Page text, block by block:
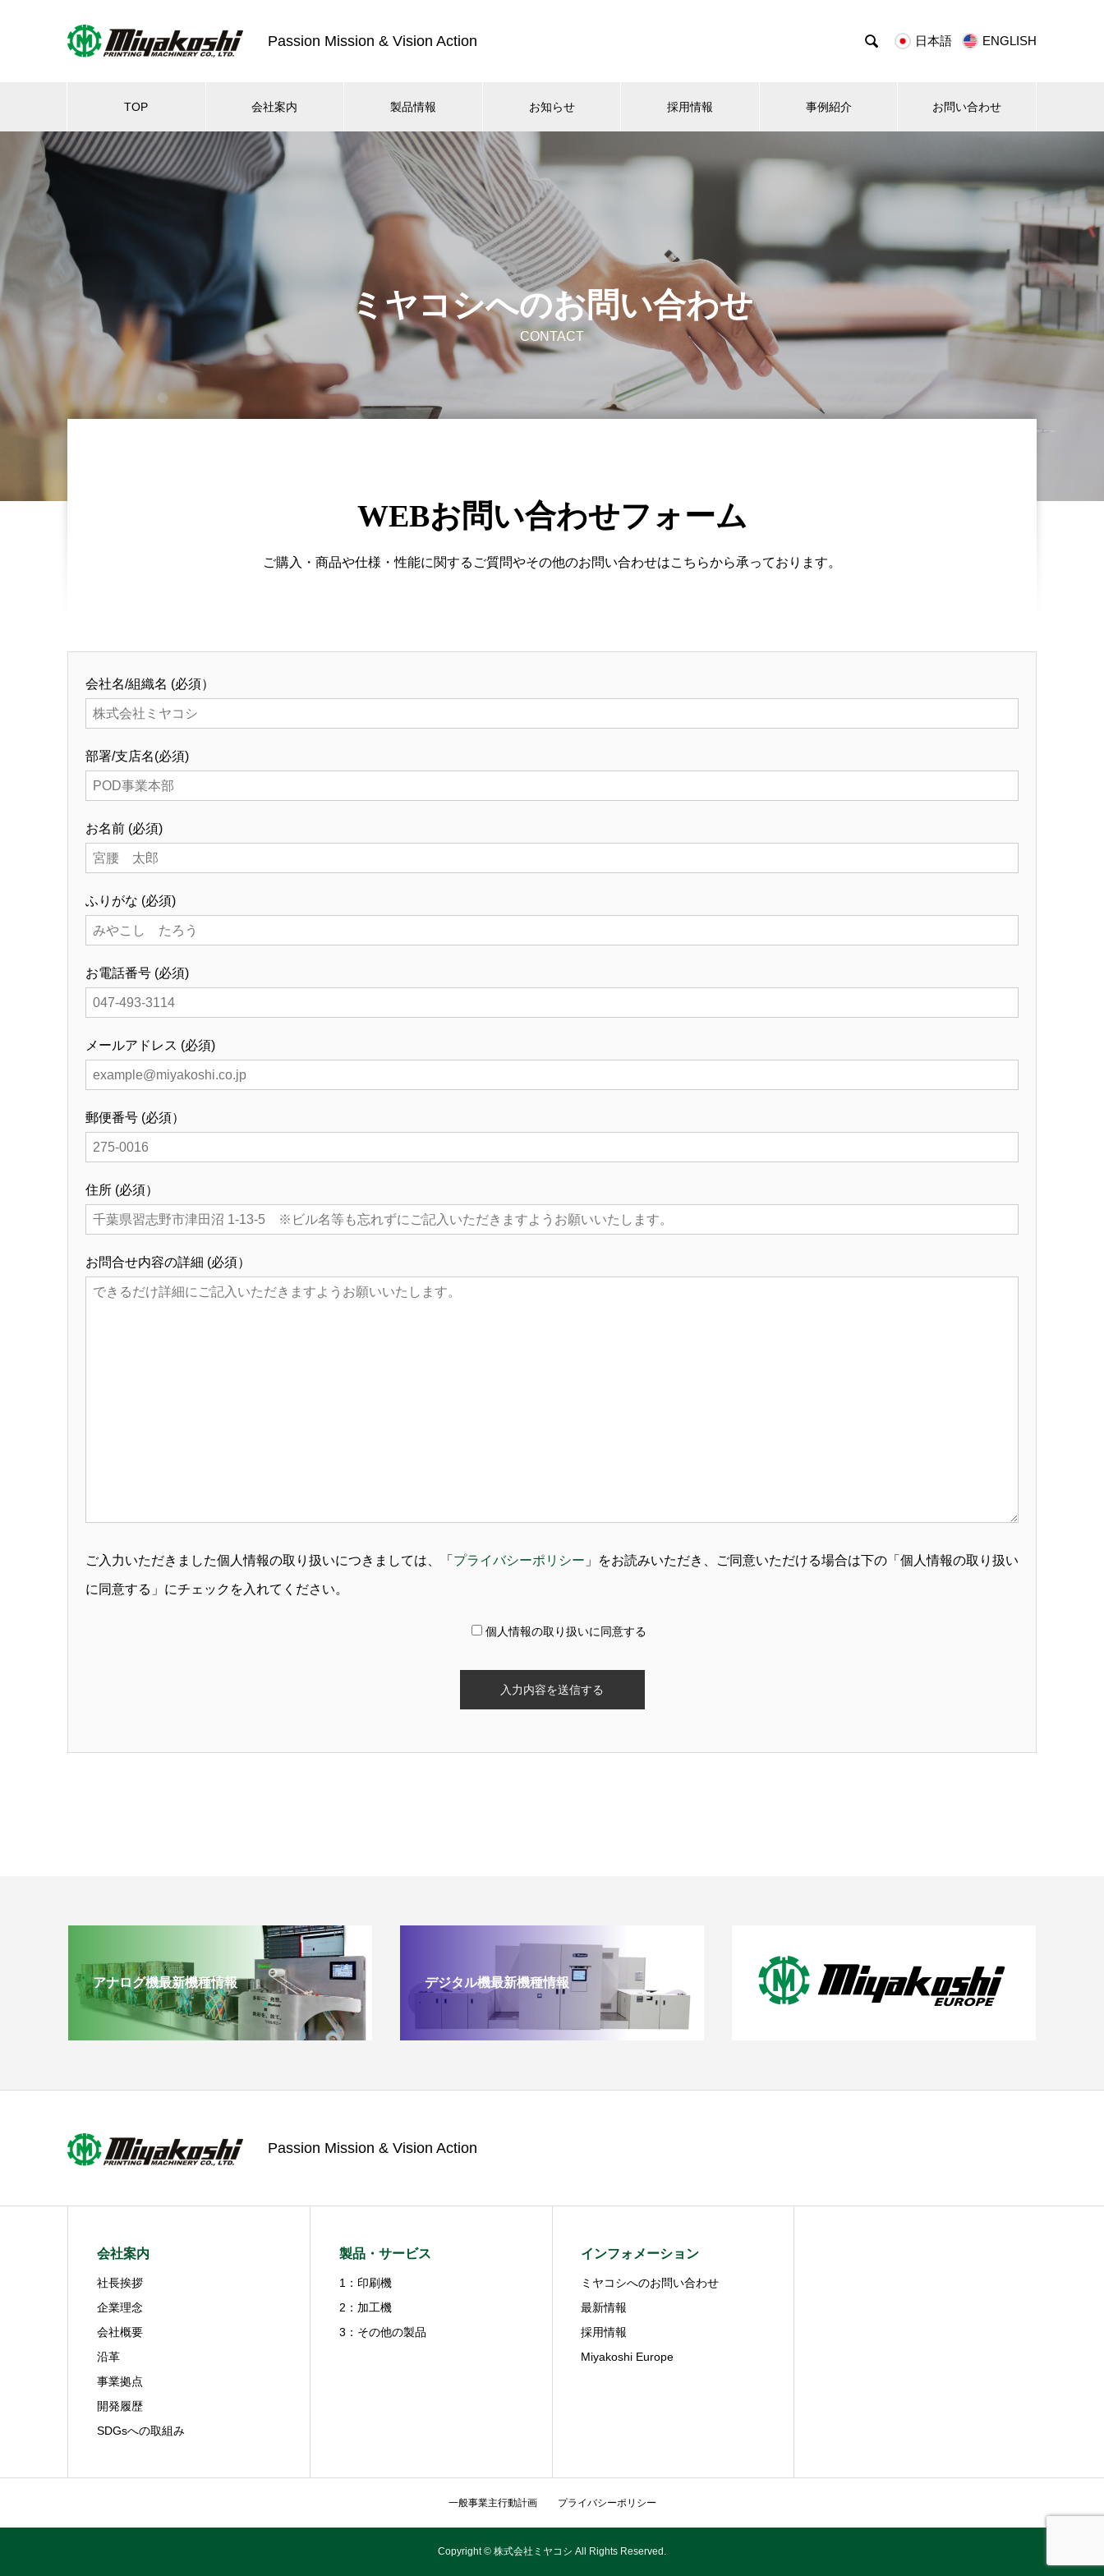
Passion Mission & Vision Action  日本語 ENGLISH
TOP 会社案内 製品情報 お知らせ 採用情報 事例紹介 お問い合わせ
ミヤコシへのお問い合わせ
CONTACT
WEBお問い合わせフォーム
ご購入・商品や仕様・性能に関するご質問やその他のお問い合わせはこちらから承っております。
会社名/組織名 (必須）
部署/支店名(必須)
お名前 (必須)
ふりがな (必須)
お電話番号 (必須)
メールアドレス (必須)
郵便番号 (必須）
住所 (必須）
お問合せ内容の詳細 (必須）
ご入力いただきました個人情報の取り扱いにつきましては、「 プライバシーポリシー 」をお読みいただき、ご同意いただける場合は下の「個人情報の取り扱い
に同意する」にチェックを入れてください。
個人情報の取り扱いに同意する
アナログ機最新機種情報 デジタル機最新機種情報
Passion Mission & Vision Action
会社案内
社長挨拶
企業理念
会社概要
沿革
事業拠点
開発履歴
SDGsへの取組み
製品・サービス
1：印刷機
2：加工機
3：その他の製品
インフォメーション
ミヤコシへのお問い合わせ
最新情報
採用情報
Miyakoshi Europe
一般事業主行動計画 プライバシーポリシー
Copyright © 株式会社ミヤコシ All Rights Reserved.